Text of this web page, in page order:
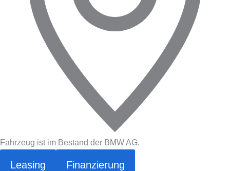
Fahrzeug ist im Bestand der BMW AG.
Leasing Finanzierung